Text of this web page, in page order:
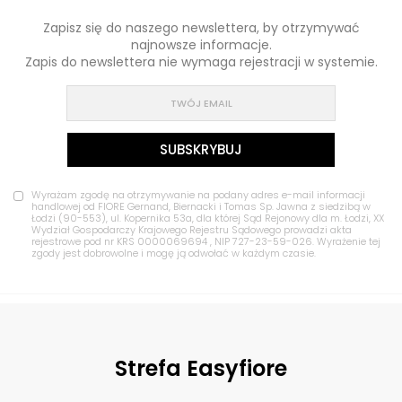
Zapisz się do naszego newslettera, by otrzymywać
najnowsze informacje.
Zapis do newslettera nie wymaga rejestracji w systemie.
Wyrażam zgodę na otrzymywanie na podany adres e-mail informacji
handlowej od FIORE Gernand, Biernacki i Tomas Sp. Jawna z siedzibą w
Łodzi (90-553), ul. Kopernika 53a, dla której Sąd Rejonowy dla m. Łodzi, XX
Wydział Gospodarczy Krajowego Rejestru Sądowego prowadzi akta
rejestrowe pod nr KRS 0000069694 , NIP 727-23-59-026. Wyrażenie tej
zgody jest dobrowolne i mogę ją odwołać w każdym czasie.
Strefa Easyfiore